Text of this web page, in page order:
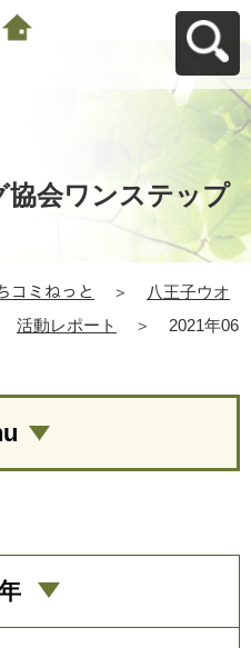
協会ワンステップ
コミねっと ＞
八王子ウオ
活動レポート ＞
2021年06